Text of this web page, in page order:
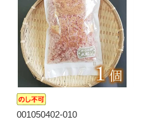
001050402-010